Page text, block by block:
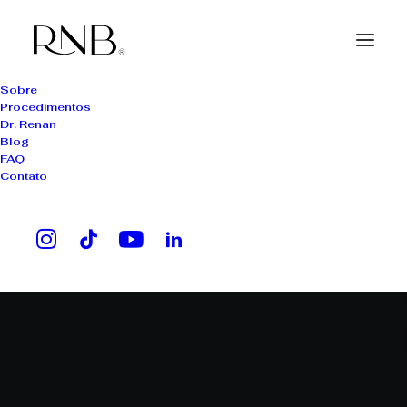
Sobre
Procedimentos
Dr. Renan
Blog
FAQ
Contato
linha frontal